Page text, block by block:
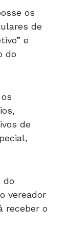
os
de
e
do
de
do
vereador
receber o